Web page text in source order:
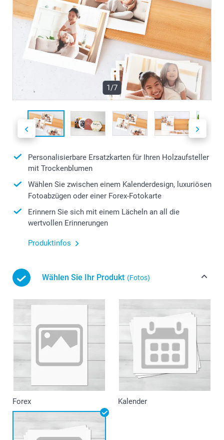
1/7
Personalisierbare Ersatzkarten für Ihren Holzaufsteller
mit Trockenblumen
Wählen Sie zwischen einem Kalenderdesign, luxuriösen
Fotoabzügen oder einer Forex-Fotokarte
Erinnern Sie sich mit einem Lächeln an all die
wertvollen Erinnerungen
Produktinfos
Wählen Sie Ihr Produkt (Fotos)
Forex Kalender